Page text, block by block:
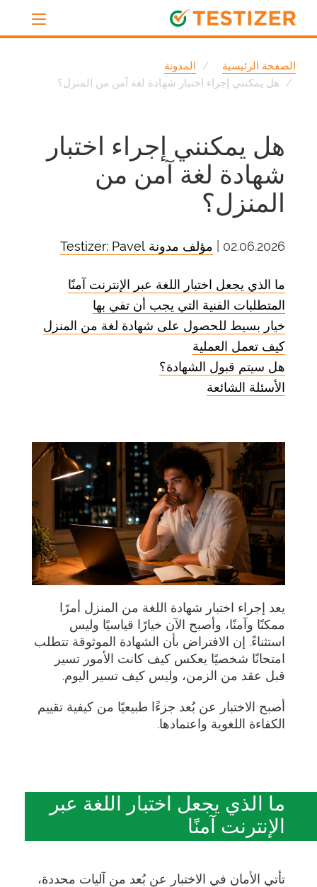
الصفحة الرئيسية
المدونة
هل يمكنني إجراء اختبار شهادة لغة آمن من المنزل؟
هل يمكنني إجراء اختبار
شهادة لغة آمن من
المنزل؟
02.06.2026 | مؤلف مدونة Testizer: Pavel
ما الذي يجعل اختبار اللغة عبر الإنترنت آمنًا
المتطلبات الفنية التي يجب أن تفي بها
خيار بسيط للحصول على شهادة لغة من المنزل
كيف تعمل العملية
هل سيتم قبول الشهادة؟
الأسئلة الشائعة
يعد إجراء اختبار شهادة اللغة من المنزل أمرًا
ممكنًا وآمنًا، وأصبح الآن خيارًا قياسيًا وليس
استثناءً. إن الافتراض بأن الشهادة الموثوقة تتطلب
امتحانًا شخصيًا يعكس كيف كانت الأمور تسير
قبل عقد من الزمن، وليس كيف تسير اليوم.
أصبح الاختبار عن بُعد جزءًا طبيعيًا من كيفية تقييم
الكفاءة اللغوية واعتمادها.
ما الذي يجعل اختبار اللغة عبر
الإنترنت آمنًا
تأتي الأمان في الاختبار عن بُعد من آليات محددة،